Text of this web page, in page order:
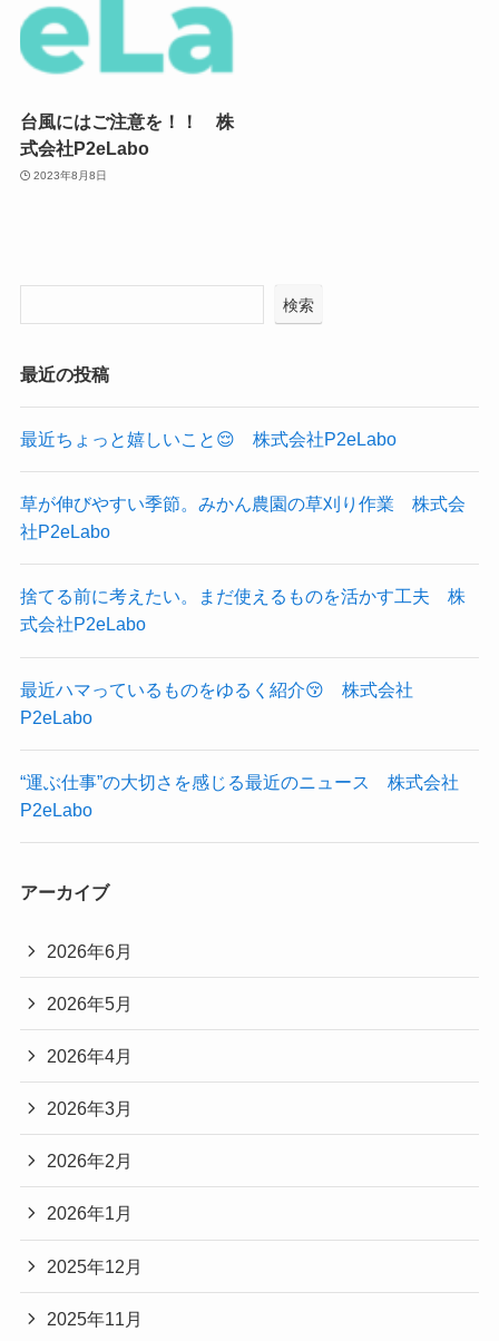
台風にはご注意を！！ 株
式会社P2eLabo
2023年8月8日
検索
最近の投稿
最近ちょっと嬉しいこと😌 株式会社P2eLabo
草が伸びやすい季節。みかん農園の草刈り作業 株式会
社P2eLabo
捨てる前に考えたい。まだ使えるものを活かす工夫 株
式会社P2eLabo
最近ハマっているものをゆるく紹介😚 株式会社
P2eLabo
“運ぶ仕事”の大切さを感じる最近のニュース 株式会社
P2eLabo
アーカイブ
2026年6月
2026年5月
2026年4月
2026年3月
2026年2月
2026年1月
2025年12月
2025年11月